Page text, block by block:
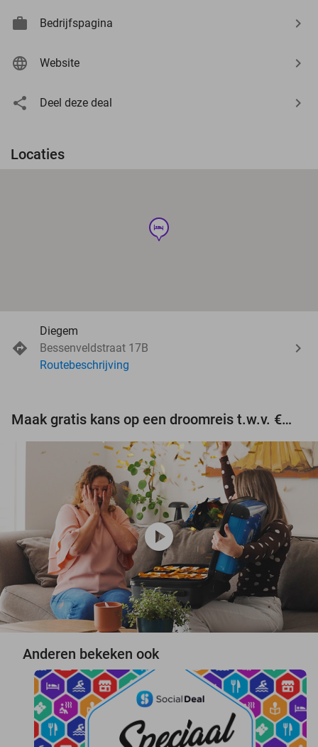
Bedrijfspagina
Website
Deel deze deal
Locaties
hotel
Diegem
Bessenveldstraat 17B
Routebeschrijving
Maak gratis kans op een droomreis t.w.v. €3.000!
play_circle
Anderen bekeken ook